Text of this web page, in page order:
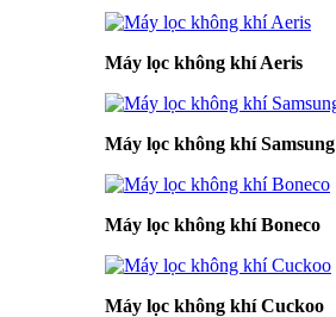
Máy lọc không khí Aeris
Máy lọc không khí Samsung
Máy lọc không khí Boneco
Máy lọc không khí Cuckoo